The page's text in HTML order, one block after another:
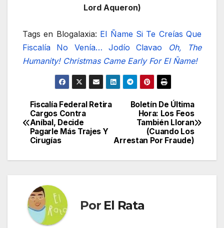
Lord Aqueron)
Tags en Blogalaxia: El Ñame Si Te Creías Que
Fiscalía No Venía…
Jodío Clavao
Oh, The
Humanity! Christmas Came Early For El Ñame!
Navegación
de
entradas
Boletín De Última
Hora: Los Feos
También Lloran
(Cuando Los
Arrestan Por Fraude)
Fiscalía Federal Retira
Cargos Contra
Aníbal, Decide
Pagarle Más Trajes Y
Cirugías
Por El Rata